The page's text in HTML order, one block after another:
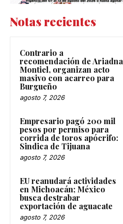
Notas recientes
Contrario a
recomendación de Ariadna
Montiel, organizan acto
masivo con acarreo para
Burgueño
agosto 7, 2026
Empresario pagó 200 mil
pesos por permiso para
corrida de toros apócrifo:
Sindica de Tijuana
agosto 7, 2026
EU reanudará actividades
en Michoacán; México
busca destrabar
exportación de aguacate
agosto 7, 2026